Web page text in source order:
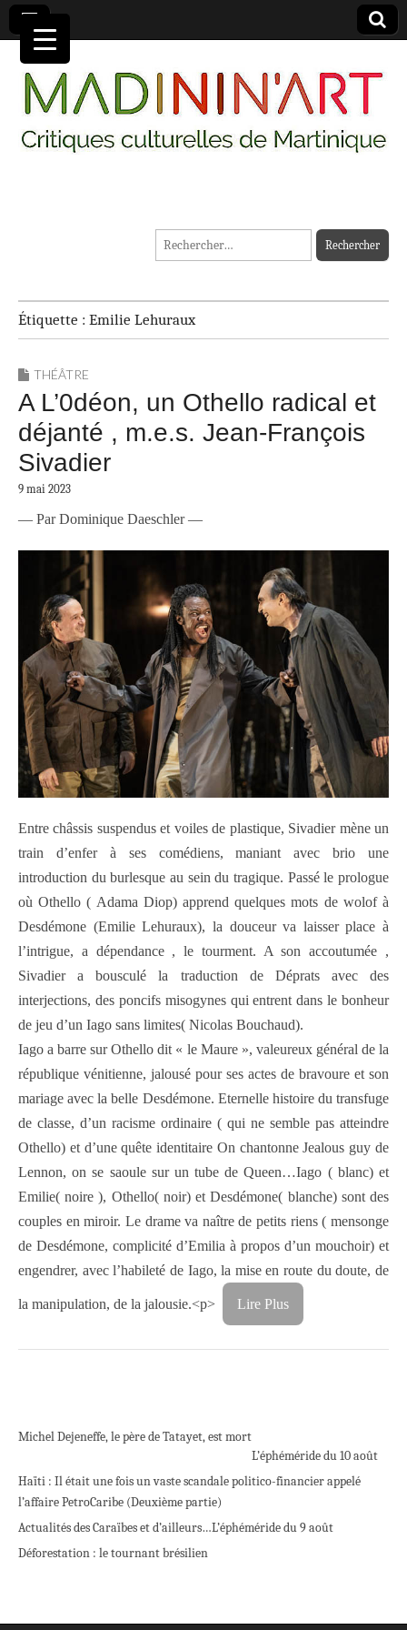
MADININ'ART
Rechercher :
Étiquette : Emilie Lehuraux
THÉÂTRE
A L’0déon, un Othello radical et
déjanté , m.e.s. Jean-François
Sivadier
9 mai 2023
— Par Dominique Daeschler —
Entre châssis suspendus et voiles de plastique, Sivadier mène un
train d’enfer à ses comédiens, maniant avec brio une
introduction du burlesque au sein du tragique. Passé le prologue
où Othello ( Adama Diop) apprend quelques mots de wolof à
Desdémone (Emilie Lehuraux), la douceur va laisser place à
l’intrigue, a dépendance , le tourment. A son accoutumée ,
Sivadier a bousculé la traduction de Déprats avec des
interjections, des poncifs misogynes qui entrent dans le bonheur
de jeu d’un Iago sans limites( Nicolas Bouchaud).
Iago a barre sur Othello dit « le Maure », valeureux général de la
république vénitienne, jalousé pour ses actes de bravoure et son
mariage avec la belle Desdémone. Eternelle histoire du transfuge
de classe, d’un racisme ordinaire ( qui ne semble pas atteindre
Othello) et d’une quête identitaire On chantonne Jealous guy de
Lennon, on se saoule sur un tube de Queen…Iago ( blanc) et
Emilie( noire ), Othello( noir) et Desdémone( blanche) sont des
couples en miroir. Le drame va naître de petits riens ( mensonge
de Desdémone, complicité d’Emilia à propos d’un mouchoir) et
engendrer, avec l’habileté de Iago, la mise en route du doute, de
la manipulation, de la jalousie.<p> Lire Plus
Michel Dejeneffe, le père de Tatayet, est mort
L’éphéméride du 10 août
Haïti : Il était une fois un vaste scandale politico-financier appelé
l’affaire PetroCaribe (Deuxième partie)
Actualités des Caraïbes et d’ailleurs…L’éphéméride du 9 août
Déforestation : le tournant brésilien